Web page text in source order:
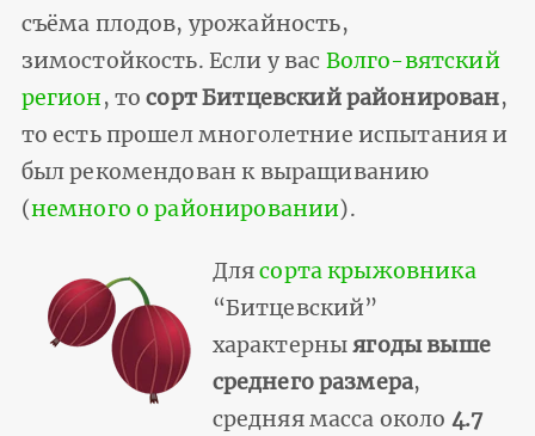
съёма плодов, урожайность,
зимостойкость. Если у вас Волго-вятский
регион, тосорт Битцевский районирован,
то есть прошел многолетние испытания и
был рекомендован к выращиванию
(немного о районировании).
Длясорта крыжовника
“Битцевский”
характерныягоды выше
среднего размера,
средняя масса около 4.7